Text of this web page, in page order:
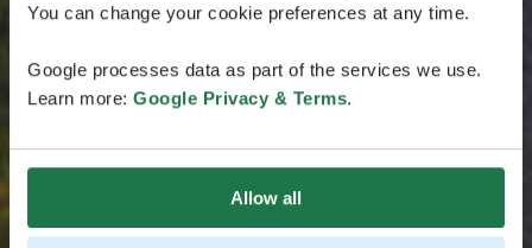
You can change your cookie preferences at any time.
Google processes data as part of the services we use.
Learn more: Google Privacy & Terms.
Allow all